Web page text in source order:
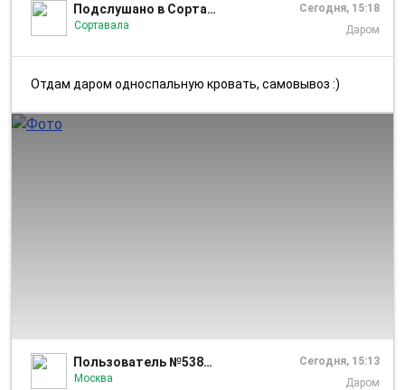
Подслушано в Сортавала
Сортавала
Сегодня, 15:18
Даром
Отдам даром односпальную кровать, самовывоз :)
Пользователь №5381577
Москва
Сегодня, 15:13
Даром